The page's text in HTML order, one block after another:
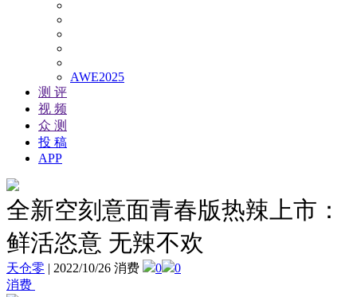
AWE2025
测 评
视 频
众 测
投 稿
APP
全新空刻意面青春版热辣上市：
鲜活恣意 无辣不欢
天仓零 | 2022/10/26 消费 0
0
消费